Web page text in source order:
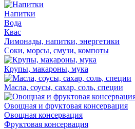
Напитки
Вода
Квас
Лимонады, напитки, энергетики
Соки, морсы, смузи, компоты
Крупы, макароны, мука
Масла, соусы, сахар, соль, специи
Овощная и фруктовая консервация
Овощная консервация
Фруктовая консервация